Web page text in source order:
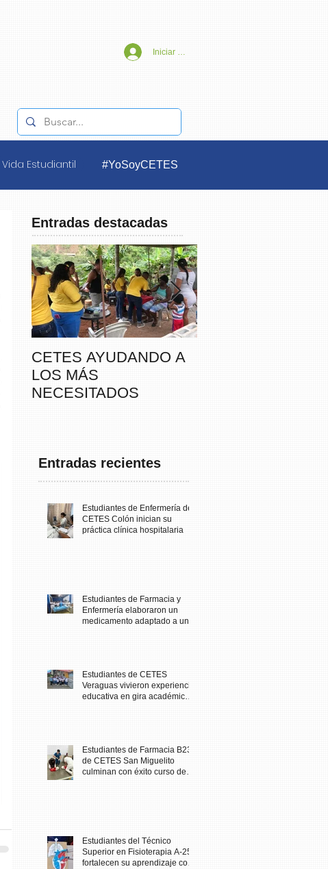
Iniciar sesión
Vida Estudiantil #YoSoyCETES
Entradas destacadas
CETES AYUDANDO A
LOS MÁS
NECESITADOS
Entradas recientes
Estudiantes de Enfermería de
CETES Colón inician su
práctica clínica hospitalaria
Estudiantes de Farmacia y
Enfermería elaboraron un
medicamento adaptado a una
Estudiantes de CETES
Veraguas vivieron experiencia
educativa en gira académica
Estudiantes de Farmacia B23
de CETES San Miguelito
culminan con éxito curso de
Estudiantes del Técnico
Superior en Fisioterapia A-25
fortalecen su aprendizaje con